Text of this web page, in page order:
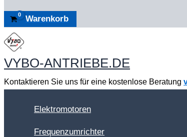
Warenkorb
VYBO-ANTRIEBE.DE
Kontaktieren Sie uns für eine kostenlose Beratung
Elektromotoren
Frequenzumrichter